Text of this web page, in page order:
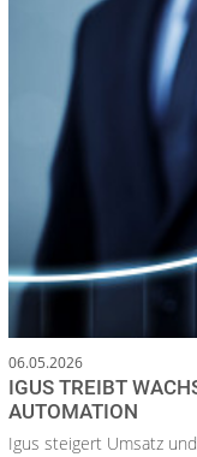
06.05.2026
IGUS TREIBT
AUTOMATION
Igus steigert Umsatz